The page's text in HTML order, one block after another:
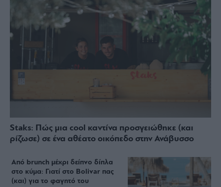
Staks: Πώς μια cool καντίνα προσγειώθηκε (και
ρίζωσε) σε ένα αθέατο οικόπεδο στην Ανάβυσσο
Από brunch μέχρι δείπνο δίπλα
στο κύμα: Γιατί στο Bolivar πας
(και) για το φαγητό του